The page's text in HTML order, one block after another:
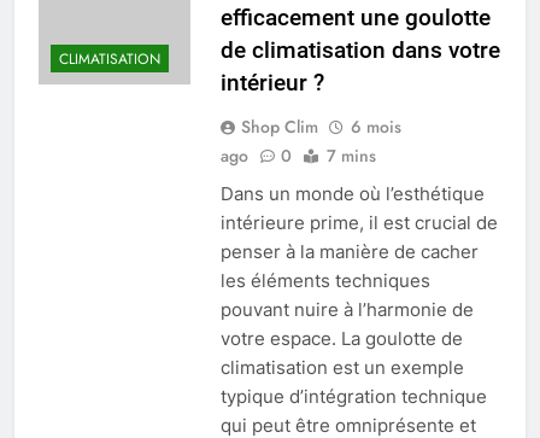
CLIMATISATION
efficacement une goulotte
de climatisation dans votre
intérieur ?
Shop Clim
6 mois
ago
0 7 mins
Dans un monde où l’esthétique
intérieure prime, il est crucial de
penser à la manière de cacher
les éléments techniques
pouvant nuire à l’harmonie de
votre espace. La goulotte de
climatisation est un exemple
typique d’intégration technique
qui peut être omniprésente et